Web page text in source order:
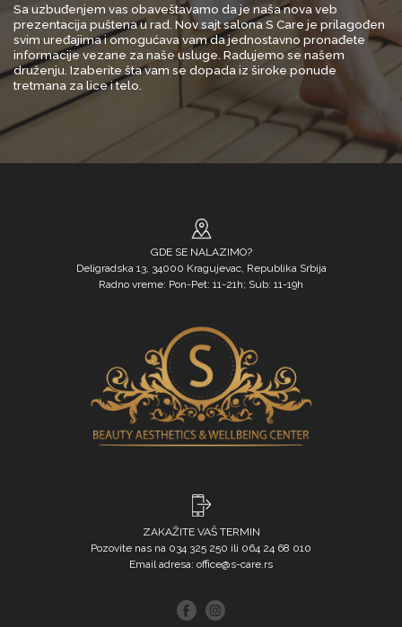
Sa uzbuđenjem vas obaveštavamo da je naša nova veb
prezentacija puštena u rad. Nov sajt salona S Care je prilagođen
svim uređajima i omogućava vam da jednostavno pronađete
informacije vezane za naše usluge. Radujemo se našem
druženju. Izaberite šta vam se dopada iz široke ponude
tretmana za lice i telo.
GDE SE NALAZIMO?
Deligradska 13, 34000 Kragujevac, Republika Srbija
Radno vreme: Pon-Pet: 11-21h; Sub: 11-19h
ZAKAŽITE VAŠ TERMIN
Pozovite nas na 034 325 250 ili 064 24 68 010
Email adresa: office@s-care.rs